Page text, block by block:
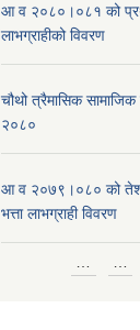
आ व २०८०।०८१ को
लाभग्राहीको विवरण
चौथो त्रैमासिक सामाजिक
२०८०
आ व २०७९।०८० को
भत्ता लाभग्राही विवरण
Pages